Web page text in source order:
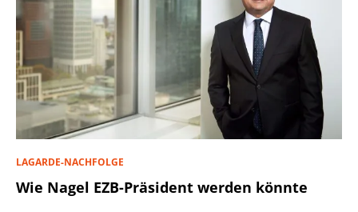
LAGARDE-NACHFOLGE
Wie Nagel EZB-Präsident werden könnte